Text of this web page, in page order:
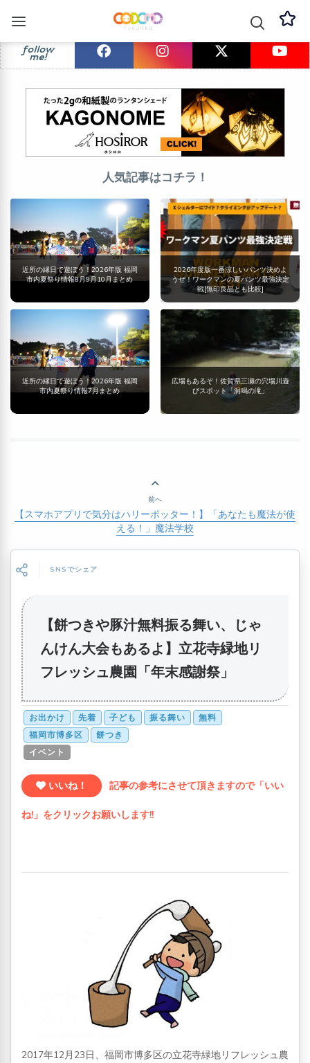
follow
me!
人気記事はコチラ！
近所の縁日で遊ぼう！2026年版 福岡
市内夏祭り情報8月9月10月まとめ
2026年度版一番涼しいパンツ決めよ
うぜ！ワークマンの夏パンツ最強決定
戦[無印良品とも比較]
近所の縁日で遊ぼう！2026年版 福岡
市内夏祭り情報7月まとめ
広場もあるぞ！佐賀県三瀬の穴場川遊
びスポット「洞鳴の滝」
前へ
【スマホアプリで気分はハリーポッター！】「あなたも魔法が使
える！」魔法学校
SNSでシェア
【餅つきや豚汁無料振る舞い、じゃ
んけん大会もあるよ】立花寺緑地リ
フレッシュ農園「年末感謝祭」
お出かけ 先着 子ども 振る舞い
無料
福岡市博多区
餅つき
イベント
いいね！ 記事の参考にさせて頂きますので「いい
ね!」をクリックお願いします!!
2017年12月23日、福岡市博多区の立花寺緑地リフレッシュ農